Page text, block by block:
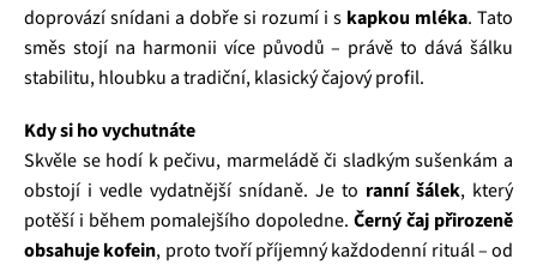
doprovází snídani a dobře si rozumí i s kapkou mléka. Tato
směs stojí na harmonii více původů – právě to dává šálku
stabilitu, hloubku a tradiční, klasický čajový profil.
Kdy si ho vychutnáte
Skvěle se hodí k pečivu, marmeládě či sladkým sušenkám a
obstojí i vedle vydatnější snídaně. Je to ranní šálek, který
potěší i během pomalejšího dopoledne. Černý čaj přirozeně
obsahuje kofein, proto tvoří příjemný každodenní rituál – od